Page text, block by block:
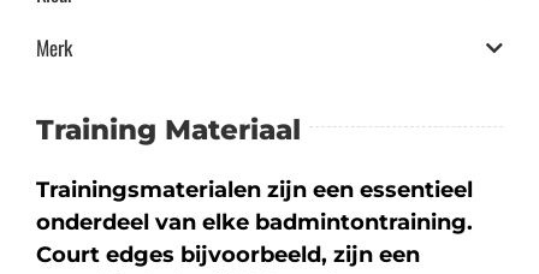
Merk
Training Materiaal
Trainingsmaterialen zijn een essentieel
onderdeel van elke badmintontraining.
Court edges bijvoorbeeld, zijn een